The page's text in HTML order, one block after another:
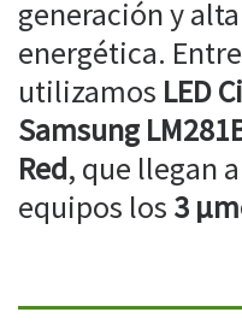
generación y
energética.
utilizamos LED
Samsung
Red, que llegan
equipos los 3